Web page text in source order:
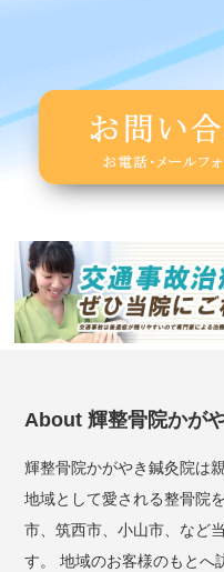
About 輝整骨院かが
輝整骨院かがやき鍼灸院は
地域として愛される整骨院
市、筑西市、小山市、など
す。 地域のお客様のもとへ